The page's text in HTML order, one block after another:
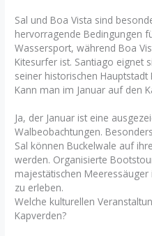
Sal und Boa Vista sind
hervorragende Bedingungen
Wassersport, während Boa
Kitesurfer ist. Santiago eignet
seiner historischen Hauptstadt
Kann man im Januar auf den
Ja, der Januar ist eine
Walbeobachtungen.
Sal können Buckelwale auf
werden. Organisierte
majestätischen
zu erleben.
Welche kulturellen
Kapverden?